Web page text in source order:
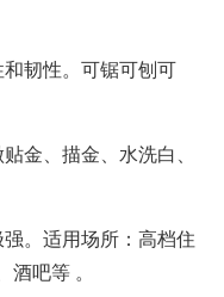
韧性。可锯可刨可
金、描金、水洗白、
。适用场所：高档住
吧等 。